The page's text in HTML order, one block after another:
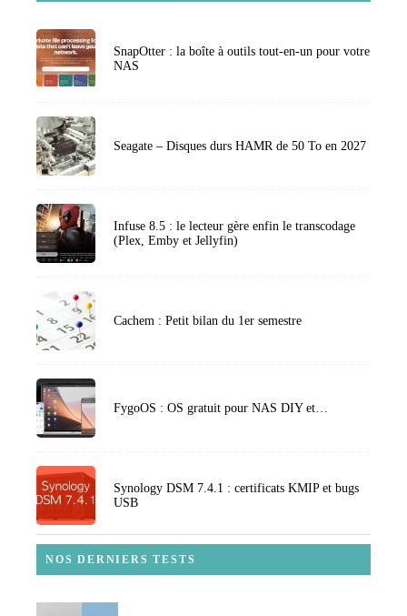
SnapOtter : la boîte à outils tout-en-un pour votre
NAS
Seagate – Disques durs HAMR de 50 To en 2027
Infuse 8.5 : le lecteur gère enfin le transcodage
(Plex, Emby et Jellyfin)
Cachem : Petit bilan du 1er semestre
FygoOS : OS gratuit pour NAS DIY et…
Synology DSM 7.4.1 : certificats KMIP et bugs
USB
NOS DERNIERS TESTS